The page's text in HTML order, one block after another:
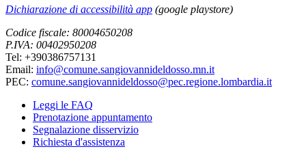
Dichiarazione di accessibilità app (google playstore)
Codice fiscale: 80004650208
P.IVA: 00402950208
Tel: +390386757131
Email: info@comune.sangiovannideldosso.mn.it
PEC: comune.sangiovannideldosso@pec.regione.lombardia.it
Leggi le FAQ
Prenotazione appuntamento
Segnalazione disservizio
Richiesta d'assistenza